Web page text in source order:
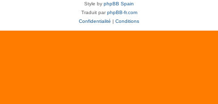
Style by phpBB Spain
Traduit parphpBB-fr.com
Confidentialité | Conditions